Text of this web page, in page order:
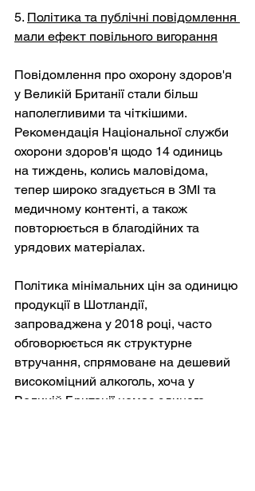
5. Політика та публічні повідомлення
мали ефект повільного вигорання
Повідомлення про охорону здоров'я
у Великій Британії стали більш
наполегливими та чіткішими.
Рекомендація Національної служби
охорони здоров'я щодо 14 одиниць
на тиждень, колись маловідома,
тепер широко згадується в ЗМІ та
медичному контенті, а також
повторюється в благодійних та
урядових матеріалах.
Політика мінімальних цін за одиницю
продукції в Шотландії,
запроваджена у 2018 році, часто
обговорюється як структурне
втручання, спрямоване на дешевий
високоміцний алкоголь, хоча у
Великій Британії немає єдиного